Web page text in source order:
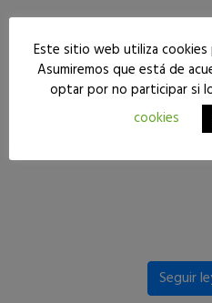
Seguir
Este sitio web utiliza cookies
Asumiremos que está de
optar por no participar si
cookies